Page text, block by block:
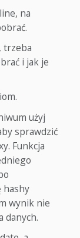
na
trzeba
i jak je
użyj
sprawdzić
Funkcja
hashy
wynik nie
danych.